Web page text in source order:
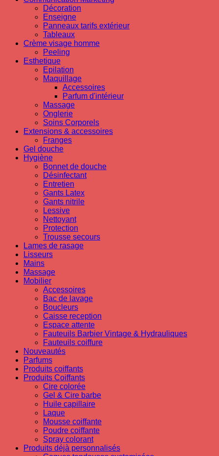
Décoration
Enseigne
Panneaux tarifs extérieur
Tableaux
Crème visage homme
Peeling
Esthetique
Epilation
Maquillage
Accessoires
Parfum d'intérieur
Massage
Onglerie
Soins Corporels
Extensions & accessoires
Franges
Gel douche
Hygiène
Bonnet de douche
Désinfectant
Entretien
Gants Latex
Gants nitrile
Lessive
Nettoyant
Protection
Trousse secours
Lames de rasage
Lisseurs
Mains
Massage
Mobilier
Accessoires
Bac de lavage
Boucleurs
Caisse reception
Espace attente
Fauteuils Barbier Vintage & Hydrauliques
Fauteuils coiffure
Nouveautés
Parfums
Produits coiffants
Produits Coiffants
Cire colorée
Gel & Cire barbe
Huile capillaire
Laque
Mousse coiffante
Poudre coiffante
Spray colorant
Produits déjà personnalisés